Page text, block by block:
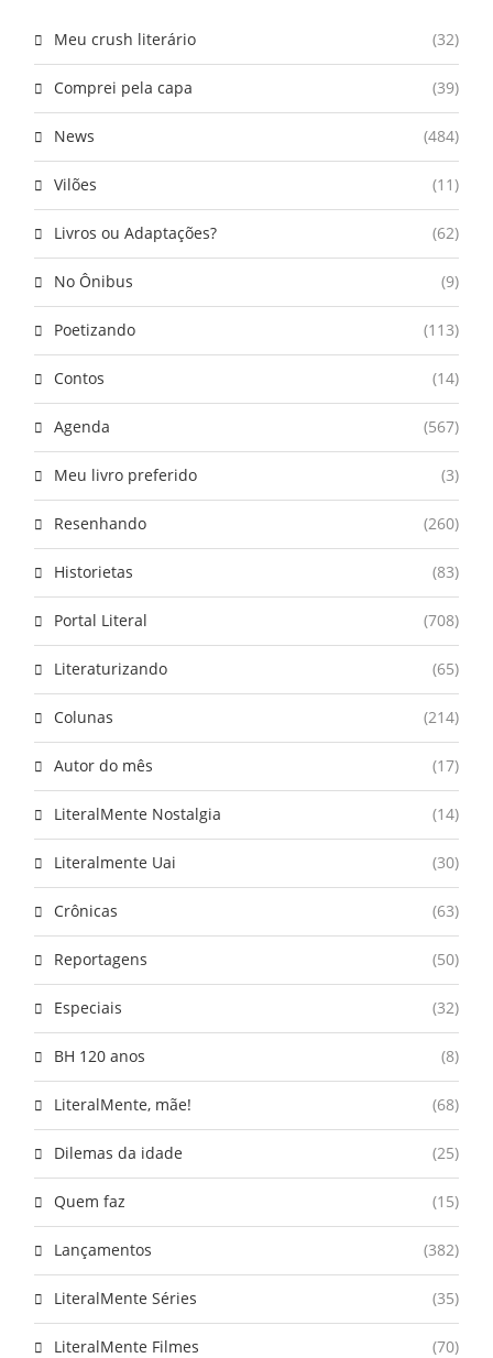
Meu crush literário (32)
Comprei pela capa (39)
News (484)
Vilões (11)
Livros ou Adaptações? (62)
No Ônibus (9)
Poetizando (113)
Contos (14)
Agenda (567)
Meu livro preferido (3)
Resenhando (260)
Historietas (83)
Portal Literal (708)
Literaturizando (65)
Colunas (214)
Autor do mês (17)
LiteralMente Nostalgia (14)
Literalmente Uai (30)
Crônicas (63)
Reportagens (50)
Especiais (32)
BH 120 anos (8)
LiteralMente, mãe! (68)
Dilemas da idade (25)
Quem faz (15)
Lançamentos (382)
LiteralMente Séries (35)
LiteralMente Filmes (70)